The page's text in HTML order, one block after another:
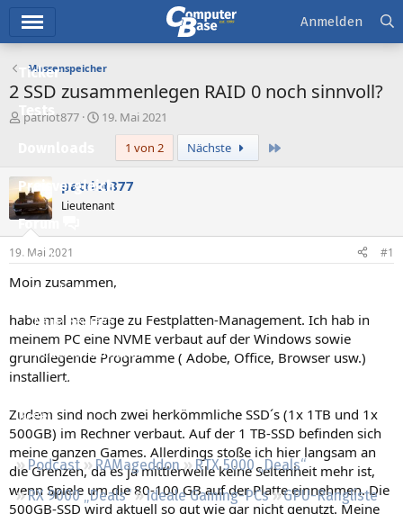
Ticker
Tests
Preisvergleich
Forum
Aktuelles
Empfohlene Inhalte
Neue Beiträge
Neueste Aktivitäten
Leserartikel
Regeln
Podcast RAMageddon
RTX 5000 „Deals“
RX 9000 „Deals“
Ideale Gaming-PCs
GPU-Rangliste
Anmelden
Massenspeicher
2 SSD zusammenlegen RAID 0 noch sinnvoll?
E
e
l
l
e
patriot877
E
e
l
m
19. Mai 2021
1 von 2
Nächste
patriot877
Lieutenant
19. Mai 2021 #1
Moin zusammen,
habe mal ne Frage zu Festplatten-Management. Ich hab in
meinem PC eine NVME verbaut auf der Windows sowie
grundlegende Programme ( Adobe, Office, Browser usw.)
installiert.
Zudem sind noch zwei herkömmliche SSD´s (1x 1TB und 1x
500GB) im Rechner verbaut. Auf der 1 TB-SSD befinden sich
meine ganzen Games. Allerdings stoße ich hier langsam an
die Grenzen, da es ja mittlerweile keine Seltenheit mehr ist,
wenn Spiele um die 80-100 GB auf der Platte einnehmen. Die
500GB-SSD wird aktuell so gut wie gar nicht genutzt. Meine